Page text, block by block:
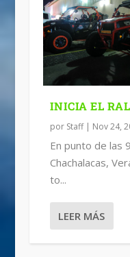
INICIA EL
por Staff| Nov 24,
En punto de las
Chachalacas,
to...
LEER MÁS